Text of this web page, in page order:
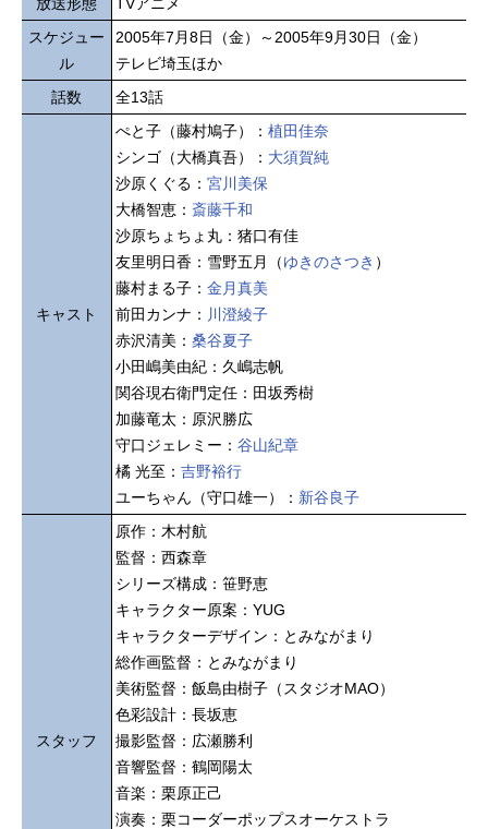
スケジュー
ル
2005年7月8日（金）～2005年9月30日（金）
テレビ埼玉ほか
話数
全13話
キャスト
ぺと子（藤村鳩子）： 植田佳奈
シンゴ（大橋真吾）： 大須賀純
沙原くぐる： 宮川美保
大橋智恵： 斎藤千和
沙原ちょちょ丸：猪口有佳
友里明日香：雪野五月（ゆきのさつき ）
藤村まる子： 金月真美
前田カンナ： 川澄綾子
赤沢清美： 桑谷夏子
小田嶋美由紀：久嶋志帆
関谷現右衛門定任：田坂秀樹
加藤竜太：原沢勝広
守口ジェレミー： 谷山紀章
橘 光至： 吉野裕行
ユーちゃん（守口雄一）： 新谷良子
スタッフ
原作：木村航
監督：西森章
シリーズ構成：笹野恵
キャラクター原案：YUG
キャラクターデザイン：とみながまり
総作画監督：とみながまり
美術監督：飯島由樹子（スタジオMAO）
色彩設計：長坂恵
撮影監督：広瀬勝利
音響監督：鶴岡陽太
音楽：栗原正己
演奏：栗コーダーポップスオーケストラ